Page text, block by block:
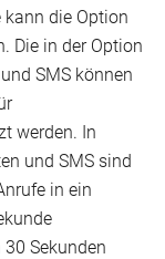
die Option
Die in der Option
SMS können
werden. In
und SMS sind
in ein
Sekunden